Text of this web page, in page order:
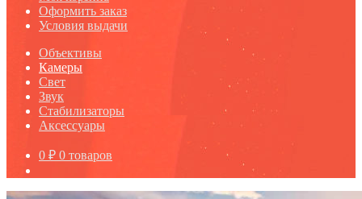
Оформить заказ
Условия выдачи
Объективы
Камеры
Свет
Звук
Стабилизаторы
Аксессуары
0 ₽ 0 товаров